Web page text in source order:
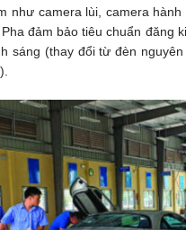
như camera lùi, camera
đảm bảo tiêu chuẩn đăng
sáng (thay đổi từ đèn